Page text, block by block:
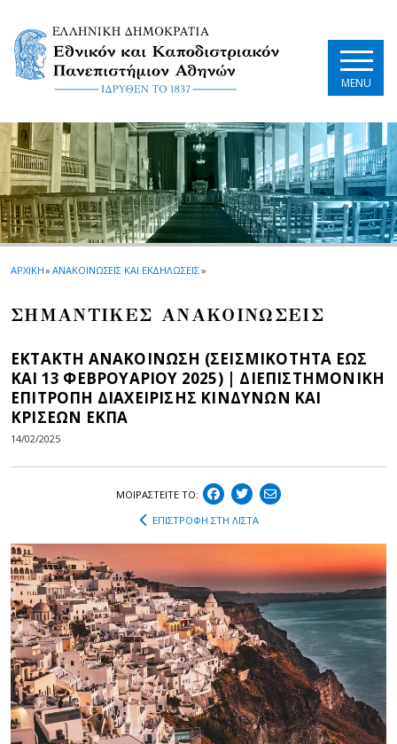
MENU
ΑΡΧΙΚΗ» ΑΝΑΚΟΙΝΩΣΕΙΣ ΚΑΙ ΕΚΔΗΛΩΣΕΙΣ»
ΣΗΜΑΝΤΙΚΕΣ ΑΝΑΚΟΙΝΩΣΕΙΣ
ΕΚΤΑΚΤΗ ΑΝΑΚΟΙΝΩΣΗ (ΣΕΙΣΜΙΚΟΤΗΤΑ ΕΩΣ
ΚΑΙ 13 ΦΕΒΡΟΥΑΡΙΟΥ 2025) | ΔΙΕΠΙΣΤΗΜΟΝΙΚΗ
ΕΠΙΤΡΟΠΗ ΔΙΑΧΕΙΡΙΣΗΣ ΚΙΝΔΥΝΩΝ ΚΑΙ
ΚΡΙΣΕΩΝ ΕΚΠΑ
14/02/2025
ΜΟΙΡΑΣΤEIΤΕ ΤΟ:
ΕΠΙΣΤΡΟΦΗ ΣΤΗ ΛΙΣΤΑ